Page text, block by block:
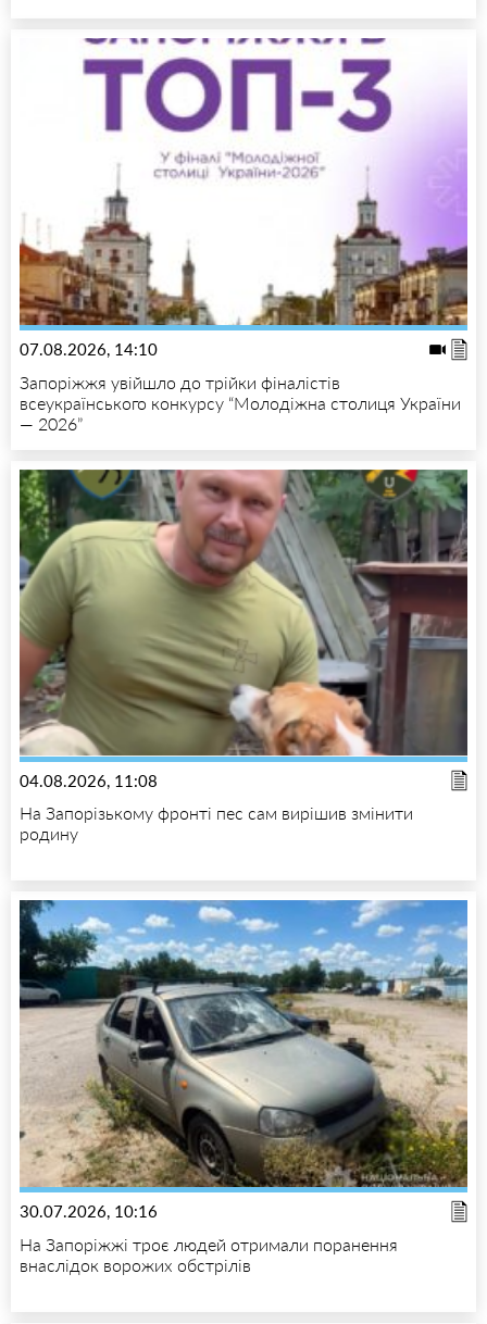
07.08.2026, 14:10
Запоріжжя увійшло до трійки фіналістів
всеукраїнського конкурсу “Молодіжна столиця України
— 2026”
04.08.2026, 11:08
На Запорізькому фронті пес сам вирішив змінити
родину
30.07.2026, 10:16
На Запоріжжі троє людей отримали поранення
внаслідок ворожих обстрілів